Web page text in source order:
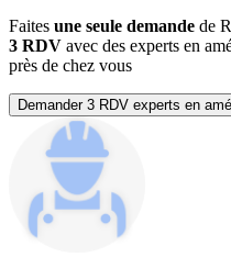
Faites une seule demande de
3 RDV avec des experts en
près de chez vous
Demander 3 RDV experts en